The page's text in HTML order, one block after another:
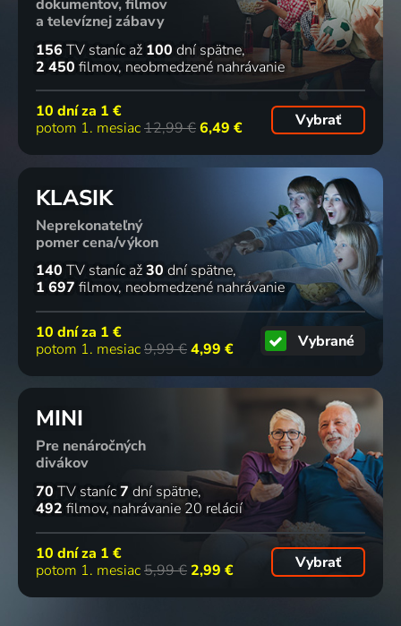
dokumentov, filmov
a televíznej zábavy
156 TV staníc až 100 dní spätne
2 450 filmov neobmedzené nahrávanie
10 dní za 1 €
potom 1. mesiac12,99 €6,49 € Vybrať
KLASIK
Neprekonateľný
pomer cena/výkon
140 TV staníc až30 dní spätne
1 697 filmov neobmedzené nahrávanie
10 dní za 1 €
potom 1. mesiac9,99 €4,99 € Vybrané
MINI
Pre nenáročných
divákov
70 TV staníc7 dní spätne
492 filmov nahrávanie 20 relácií
10 dní za 1 €
potom 1. mesiac5,99 € 2,99 € Vybrať